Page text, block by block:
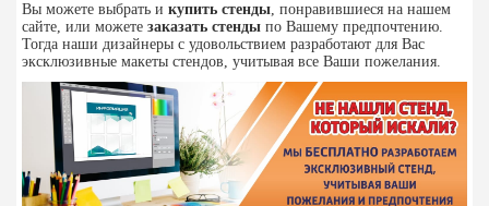
Вы можете выбрать и купить стенды, понравившиеся на нашем
сайте, или можете заказать стенды по Вашему предпочтению.
Тогда наши дизайнеры с удовольствием разработают для Вас
эксклюзивные макеты стендов, учитывая все Ваши пожелания.